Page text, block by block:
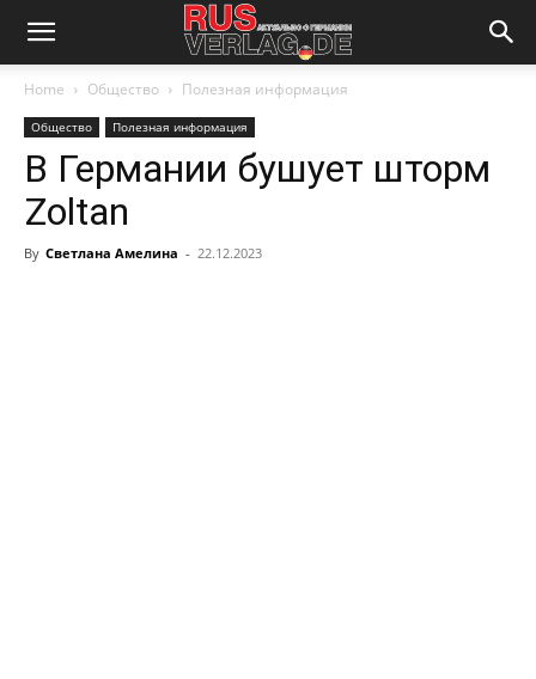
Home Общество Полезная информация
Общество Полезная информация
В Германии бушует шторм
Zoltan
By Светлана Амелина - 22.12.2023